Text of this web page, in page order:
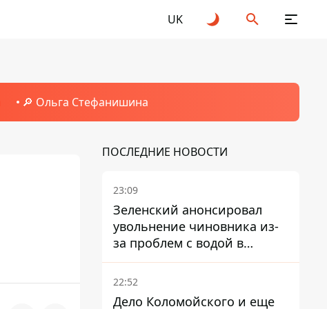
UK
🔎 Ольга Стефанишина
ПОСЛЕДНИЕ НОВОСТИ
23:09
Зеленский анонсировал
увольнение чиновника из-
за проблем с водой в
Марганце
22:52
Дело Коломойского и еще